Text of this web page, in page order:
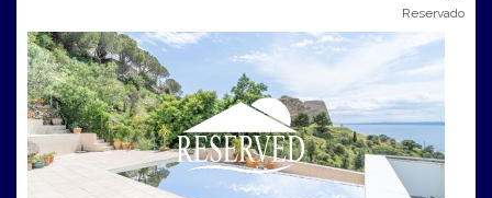
Reservado